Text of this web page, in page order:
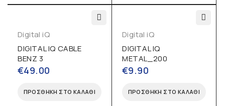
Digital iQ
DIGITAL IQ CABLE
BENZ 3
€49.00
ΠΡΟΣΘΉΚΗ ΣΤΟ ΚΑΛΆΘΙ
Digital iQ
DIGITAL IQ
METAL_200
€9.90
ΠΡΟΣΘΉΚΗ ΣΤΟ ΚΑΛΆΘΙ